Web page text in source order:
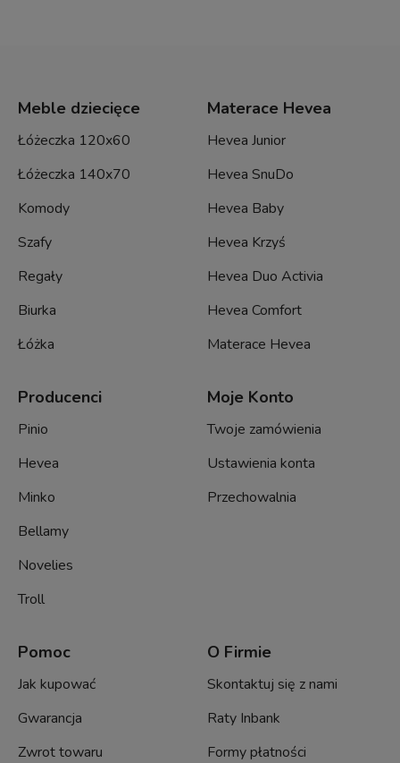
Meble dziecięce
Łóżeczka 120x60
Łóżeczka 140x70
Komody
Szafy
Regały
Biurka
Łóżka
Materace Hevea
Hevea Junior
Hevea SnuDo
Hevea Baby
Hevea Krzyś
Hevea Duo Activia
Hevea Comfort
Materace Hevea
Producenci
Pinio
Hevea
Minko
Bellamy
Novelies
Troll
Moje Konto
Twoje zamówienia
Ustawienia konta
Przechowalnia
Pomoc
Jak kupować
Gwarancja
Zwrot towaru
O Firmie
Skontaktuj się z nami
Raty Inbank
Formy płatności